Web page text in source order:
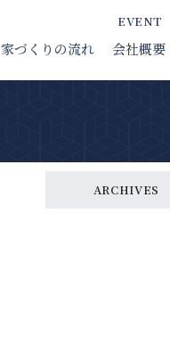
家づくりの流れ 会社概要
EVENT
ARCHIVES